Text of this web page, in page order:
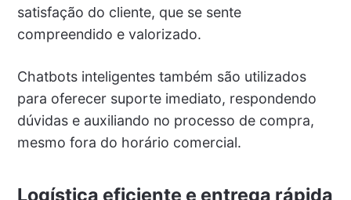
satisfação do cliente, que se sente
compreendido e valorizado.
Chatbots inteligentes também são utilizados
para oferecer suporte imediato, respondendo
dúvidas e auxiliando no processo de compra,
mesmo fora do horário comercial.
Logística eficiente e entrega rápida